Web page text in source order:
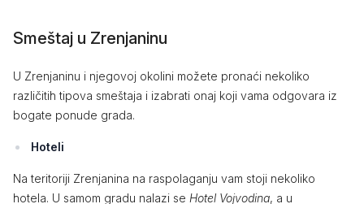
Smeštaj u Zrenjaninu
U Zrenjaninu i njegovoj okolini možete pronaći nekoliko
različitih tipova smeštaja i izabrati onaj koji vama odgovara iz
bogate ponude grada.
Hoteli
Na teritoriji Zrenjanina na raspolaganju vam stoji nekoliko
hotela. U samom gradu nalazi se Hotel Vojvodina, a u